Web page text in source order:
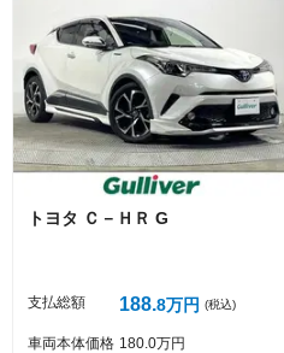
絵文字は投稿時に削除します
Captcha
トヨタ Ｃ－ＨＲ G
支払総額 188 8万円 (税込)
車両本体価格 180 0万円